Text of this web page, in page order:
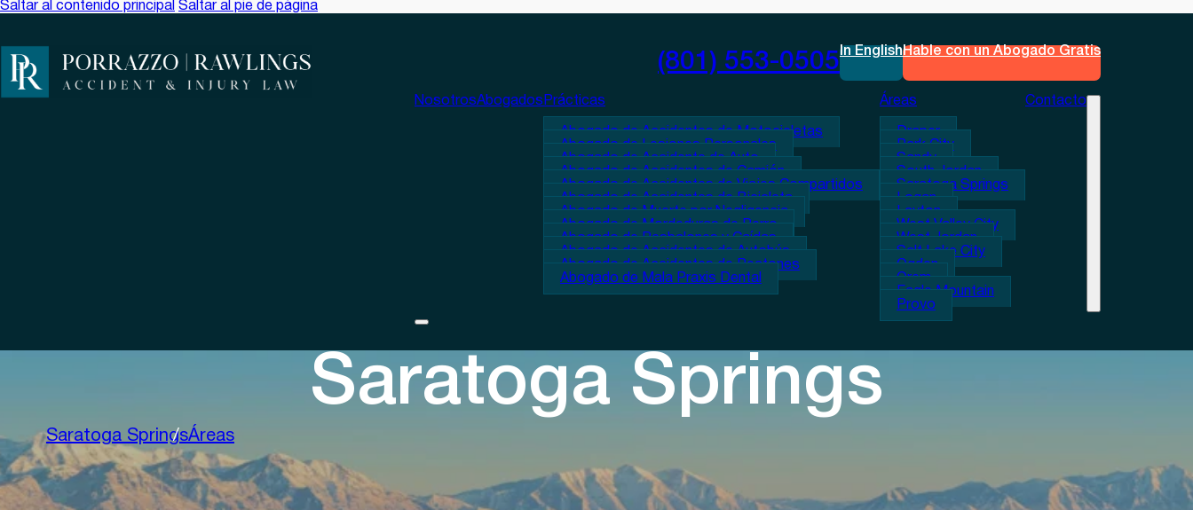
Saltar al contenido principal Saltar al pie de página
(801) 553-0505In EnglishHable con un Abogado Gratis
NosotrosAbogados Prácticas
Abogado de Accidentes de Motocicletas
Abogado de Lesiones Personales
Abogado de Accidente de Auto
Abogado de Accidentes de Camión
Abogado de Accidentes de Viajes Compartidos
Abogado de Accidentes de Bicicleta
Abogado de Muerte por Negligencia
Abogado de Mordeduras de Perro
Abogado de Resbalones y Caídas
Abogado de Accidentes de Autobús
Abogado de Accidentes de Peatones
Abogado de Mala Praxis Dental
Áreas
Draper
Park City
Sandy
South Jordan
Saratoga Springs
Logan
Layton
West Valley City
West Jordan
Salt Lake City
Ogden
Orem
Eagle Mountain
Provo
Contacto
Saratoga Springs
Saratoga SpringsÁreas